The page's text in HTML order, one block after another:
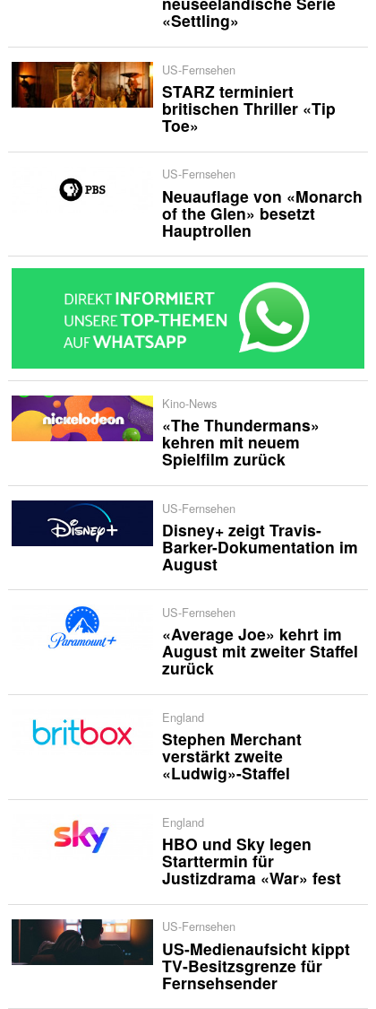
«Settling»
US-Fernsehen
STARZ terminiert
britischen Thriller «Tip
Toe»
US-Fernsehen
Neuauflage von «Monarch
of the Glen» besetzt
Hauptrollen
Kino-News
«The Thundermans»
kehren mit neuem
Spielfilm zurück
US-Fernsehen
Disney+ zeigt Travis-
Barker-Dokumentation im
August
US-Fernsehen
«Average Joe» kehrt im
August mit zweiter Staffel
zurück
England
Stephen Merchant
verstärkt zweite
«Ludwig»-Staffel
England
HBO und Sky legen
Starttermin für
Justizdrama «War» fest
US-Fernsehen
US-Medienaufsicht kippt
TV-Besitzsgrenze für
Fernsehsender